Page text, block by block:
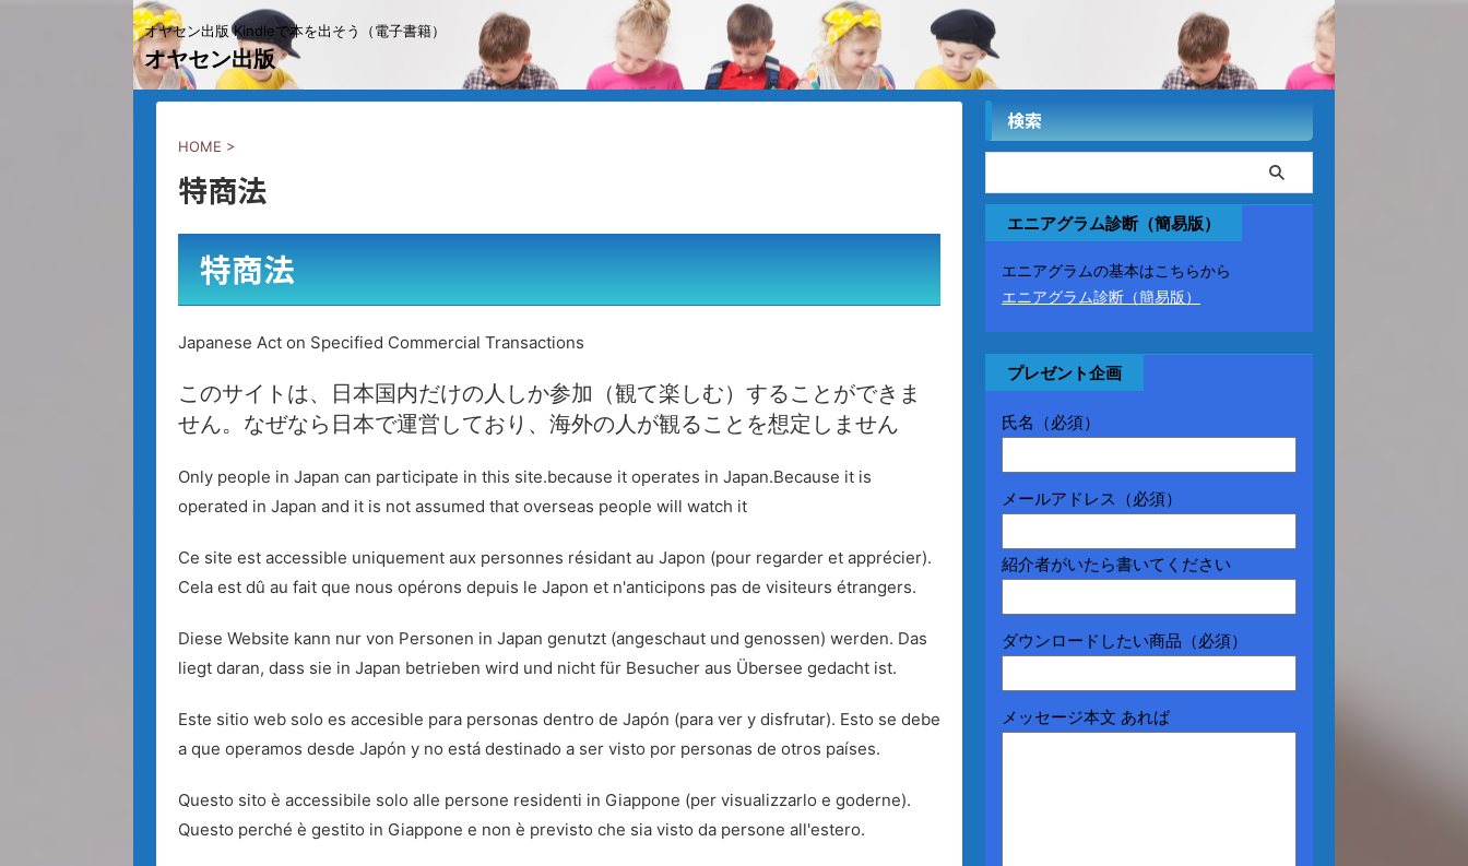
オヤセン出版 Kindleで本を出そう（電子書籍）
オヤセン出版
HOME >
特商法
特商法
Japanese Act on Specified Commercial Transactions
このサイトは、日本国内だけの人しか参加（観て楽しむ）することができま
せん。なぜなら日本で運営しており、海外の人が観ることを想定しません
Only people in Japan can participate in this site.because it operates in Japan.Because it is
operated in Japan and it is not assumed that overseas people will watch it
Ce site est accessible uniquement aux personnes résidant au Japon (pour regarder et apprécier).
Cela est dû au fait que nous opérons depuis le Japon et n'anticipons pas de visiteurs étrangers.
Diese Website kann nur von Personen in Japan genutzt (angeschaut und genossen) werden. Das
liegt daran, dass sie in Japan betrieben wird und nicht für Besucher aus Übersee gedacht ist.
Este sitio web solo es accesible para personas dentro de Japón (para ver y disfrutar). Esto se debe
a que operamos desde Japón y no está destinado a ser visto por personas de otros países.
Questo sito è accessibile solo alle persone residenti in Giappone (per visualizzarlo e goderne).
Questo perché è gestito in Giappone e non è previsto che sia visto da persone all'estero.
検索
エニアグラム診断（簡易版）
エニアグラムの基本はこちらから
エニアグラム診断（簡易版）
プレゼント企画
氏名（必須）
メールアドレス（必須）
紹介者がいたら書いてください
ダウンロードしたい商品（必須）
メッセージ本文 あれば